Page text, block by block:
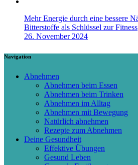
Mehr Energie durch eine bessere
Bitterstoffe als Schlüssel zur Fitness
26. November 2024
Navigation
Abnehmen
Abnehmen beim Essen
Abnehmen beim Trinken
Abnehmen im Alltag
Abnehmen mit Bewegung
Natürlich abnehmen
Rezepte zum Abnehmen
Deine Gesundheit
Effektive Übungen
Gesund Leben